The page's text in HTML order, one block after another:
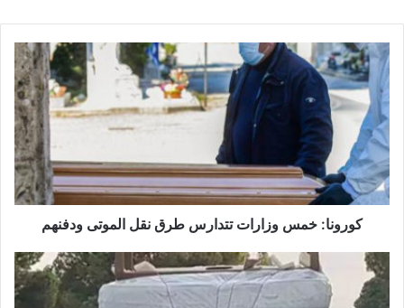
كورونا:
خمس
وزارات
تتدارس
طرق
نقل
الموتى
ودفنهم
كورونا: خمس وزارات تتدارس طرق نقل الموتى ودفنهم
الحجر
الصحّي:
بامكانك